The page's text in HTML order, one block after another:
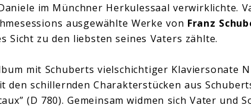
im Münchner Herkulessaal verwirklichte.
ausgewählte Werke von Franz
Sicht zu den liebsten seines Vaters zählte.
mit Schuberts vielschichtiger Klaviersonate
den schillernden Charakterstücken aus
(D 780). Gemeinsam widmen sich Vater und